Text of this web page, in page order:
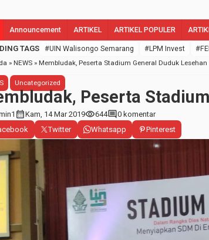
Announcement ARTIKEL ARTIKEL POPULER
TAGS #UIN Walisongo Semarang #LPM Invest
» NEWS » Membludak, Peserta Stadium General Duduk Lesehan
Uncategorized
Peserta
calendar_monthKam, 14 Mar 2019visibility644comment0 komentar
Twitter Whatsapp Pinterest